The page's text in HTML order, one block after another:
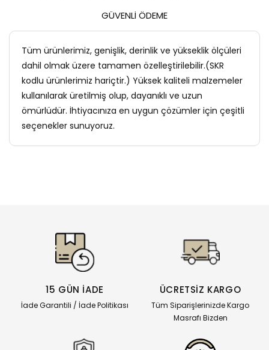
GÜVENLI ÖDEME
Tüm ürünlerimiz, genişlik, derinlik ve yükseklik ölçüleri
dahil olmak üzere tamamen özelleştirilebilir.(SKR
kodlu ürünlerimiz hariçtir.) Yüksek kaliteli malzemeler
kullanılarak üretilmiş olup, dayanıklı ve uzun
ömürlüdür. İhtiyacınıza en uygun çözümler için çeşitli
seçenekler sunuyoruz.
15 GÜN İADE
İade Garantili / İade Politikası
ÜCRETSİZ KARGO
Tüm Siparişlerinizde Kargo
Masrafı Bizden